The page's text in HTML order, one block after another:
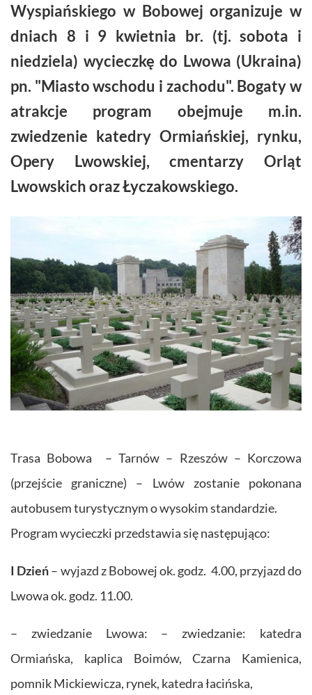
Wyspiańskiego w Bobowej organizuje w
dniach 8 i 9 kwietnia br. (tj. sobota i
niedziela) wycieczkę do Lwowa (Ukraina)
pn. "Miasto wschodu i zachodu". Bogaty w
atrakcje program obejmuje m.in.
zwiedzenie katedry Ormiańskiej, rynku,
Opery Lwowskiej, cmentarzy Orląt
Lwowskich oraz Łyczakowskiego.
Trasa Bobowa – Tarnów – Rzeszów – Korczowa
(przejście graniczne) – Lwów zostanie pokonana
autobusem turystycznym o wysokim standardzie.
Program wycieczki przedstawia się następująco:
I Dzień– wyjazd z Bobowej ok. godz. 4.00, przyjazd do
Lwowa ok. godz. 11.00.
– zwiedzanie Lwowa: – zwiedzanie: katedra
Ormiańska, kaplica Boimów, Czarna Kamienica,
pomnik Mickiewicza, rynek, katedra łacińska,